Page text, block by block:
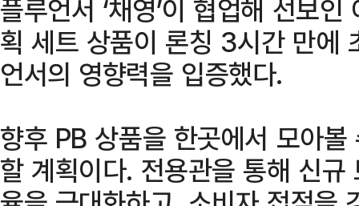
플루언서 ‘채영’이 협업해 선보
획 세트 상품이 론칭 3시간 만에
언서의 영향력을 입증했다.
향후 PB 상품을 한곳에서 모아볼
할 계획이다. 전용관을 통해 신